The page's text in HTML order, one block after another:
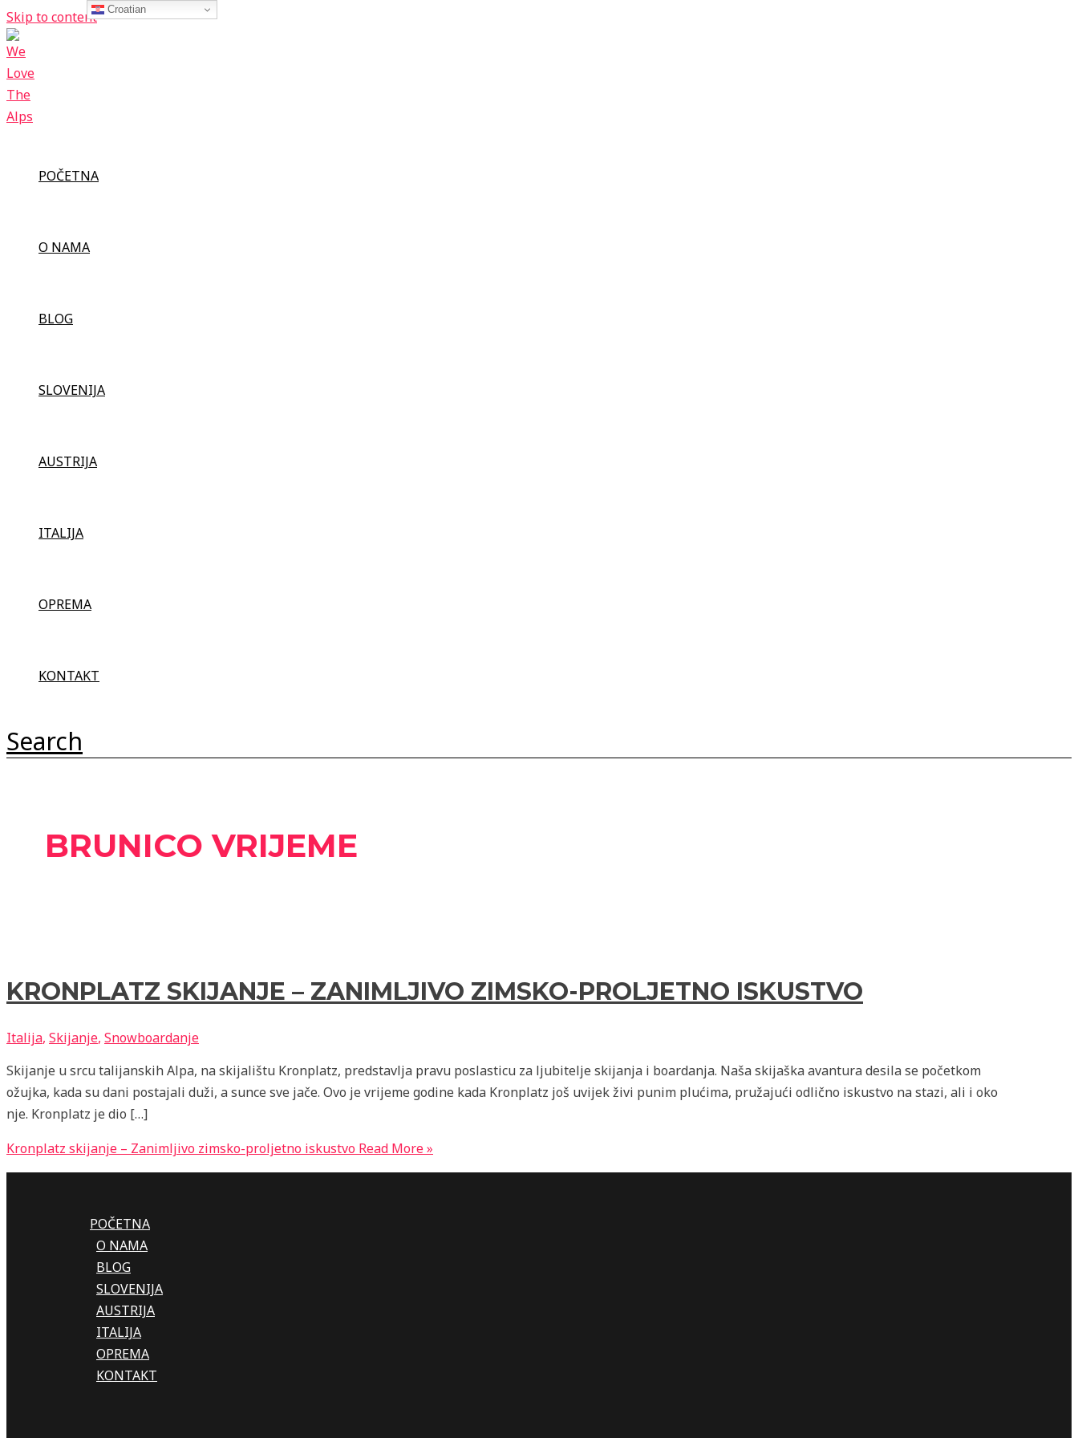
Skip to content
POČETNA
O NAMA
BLOG
SLOVENIJA
AUSTRIJA
ITALIJA
OPREMA
KONTAKT
Search
BRUNICO VRIJEME
KRONPLATZ SKIJANJE – ZANIMLJIVO ZIMSKO-PROLJETNO ISKUSTVO
Italija, Skijanje, Snowboardanje
Skijanje u srcu talijanskih Alpa, na skijalištu Kronplatz, predstavlja pravu poslasticu za ljubitelje skijanja i boardanja. Naša skijaška avantura desila se početkom
ožujka, kada su dani postajali duži, a sunce sve jače. Ovo je vrijeme godine kada Kronplatz još uvijek živi punim plućima, pružajući odlično iskustvo na stazi, ali i oko
nje. Kronplatz je dio […]
Kronplatz skijanje – Zanimljivo zimsko-proljetno iskustvo Read More »
POČETNA
O NAMA
BLOG
SLOVENIJA
AUSTRIJA
ITALIJA
OPREMA
KONTAKT
Croatian